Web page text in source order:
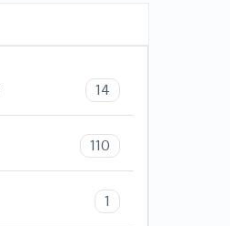
14
110
1